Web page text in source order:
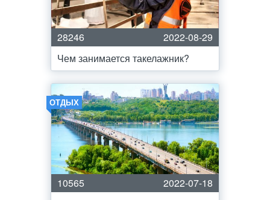
28246
2022-08-29
Чем занимается такелажник?
ОТДЫХ
10565
2022-07-18